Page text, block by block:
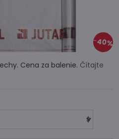
40%
Cena za balenie. Čítajte